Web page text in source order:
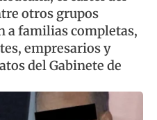
otros grupos
a familias completas,
empresarios y
del Gabinete de